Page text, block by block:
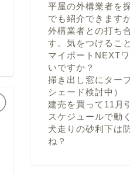
平屋の外構業者を
でも紹介できます
外構業者との打ち
す。気をつけるこ
マイポートNEXT
いですか？
掃き出し窓にター
シェード検討中）
建売を買って11月
スケジュールで動
犬走りの砂利下は
ね？